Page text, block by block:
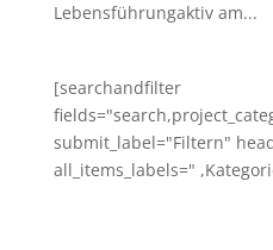
Lebensführungaktiv am...
[searchandfilter
submit_label="Filtern"
all_items_labels="